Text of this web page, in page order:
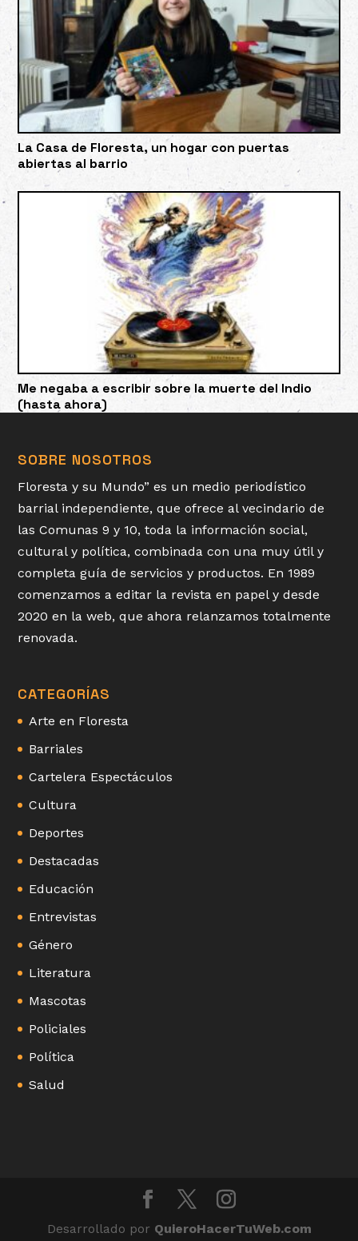
La Casa de Floresta, un hogar con puertas
abiertas al barrio
Me negaba a escribir sobre la muerte del Indio
(hasta ahora)
SOBRE NOSOTROS
Floresta y su Mundo” es un medio periodístico
barrial independiente, que ofrece al vecindario de
las Comunas 9 y 10, toda la información social,
cultural y política, combinada con una muy útil y
completa guía de servicios y productos. En 1989
comenzamos a editar la revista en papel y desde
2020 en la web, que ahora relanzamos totalmente
renovada.
CATEGORÍAS
Arte en Floresta
Barriales
Cartelera Espectáculos
Cultura
Deportes
Destacadas
Educación
Entrevistas
Género
Literatura
Mascotas
Policiales
Política
Salud
Desarrollado por QuieroHacerTuWeb.com